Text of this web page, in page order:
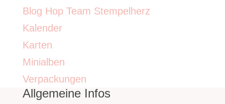
Blog Hop Team Stempelherz
Kalender
Karten
Minialben
Verpackungen
Allgemeine Infos